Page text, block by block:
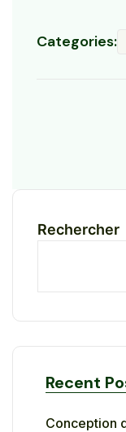
Categories:
Rechercher
Recent
Conception